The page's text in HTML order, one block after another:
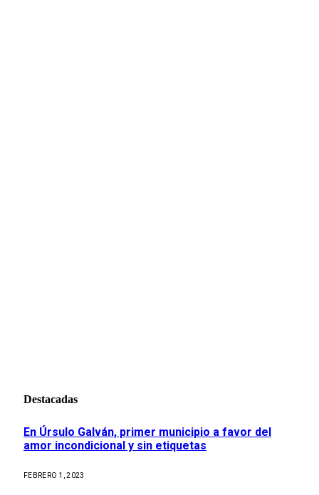
Destacadas
En Úrsulo Galván, primer municipio a favor del
amor incondicional y sin etiquetas
FEBRERO 1, 2023